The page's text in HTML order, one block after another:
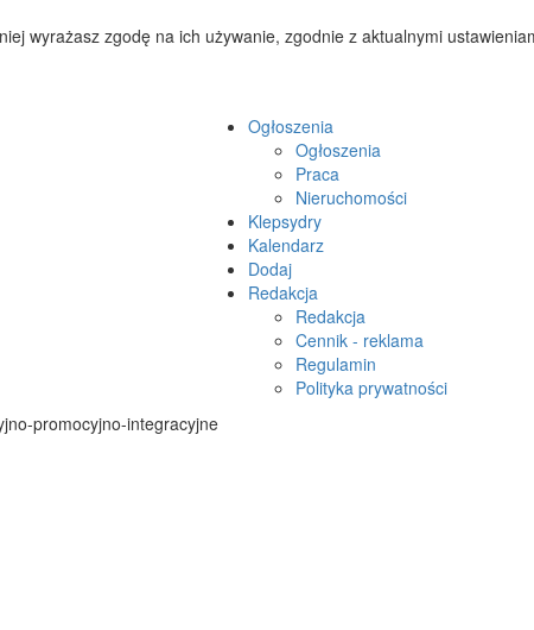
wyrażasz zgodę na ich używanie, zgodnie z aktualnymi
Ogłoszenia
Ogłoszenia
Praca
Nieruchomości
Klepsydry
Kalendarz
Dodaj
Redakcja
Redakcja
Cennik - reklama
Regulamin
Polityka prywatności
promocyjno-integracyjne